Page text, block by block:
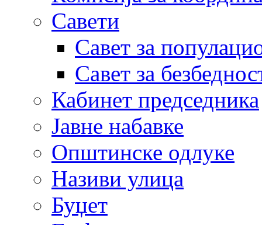
Савети
Савет за
Савет за
Кабинет председника
Јавне набавке
Општинске одлуке
Називи улица
Буџет